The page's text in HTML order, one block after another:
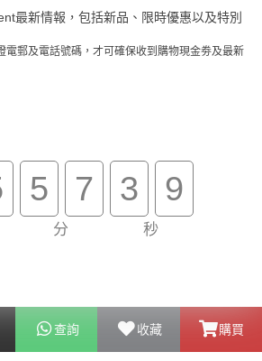
查詢 收藏 購買
最新情報，包括新品、限時優惠以及特別
電郵及電話號碼，才可確保收到購物現金劵及最新
5 7
分
3 9
秒